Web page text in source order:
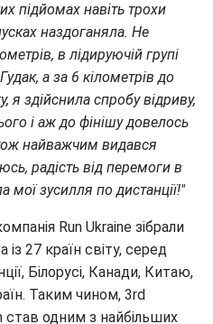
підйомах навіть трохи
наздоганяла. Не
в лідируючій групі
а за 6 кілометрів до
я здійснила спробу відриву,
і аж до фінішу довелось
найважчим видався
радість від перемоги в
мої зусилля по дистанції!"
Run Ukraine зібрали
із 27 країн світу, серед
Білорусі, Канади, Китаю,
Таким чином, 3rd
став одним з найбільших